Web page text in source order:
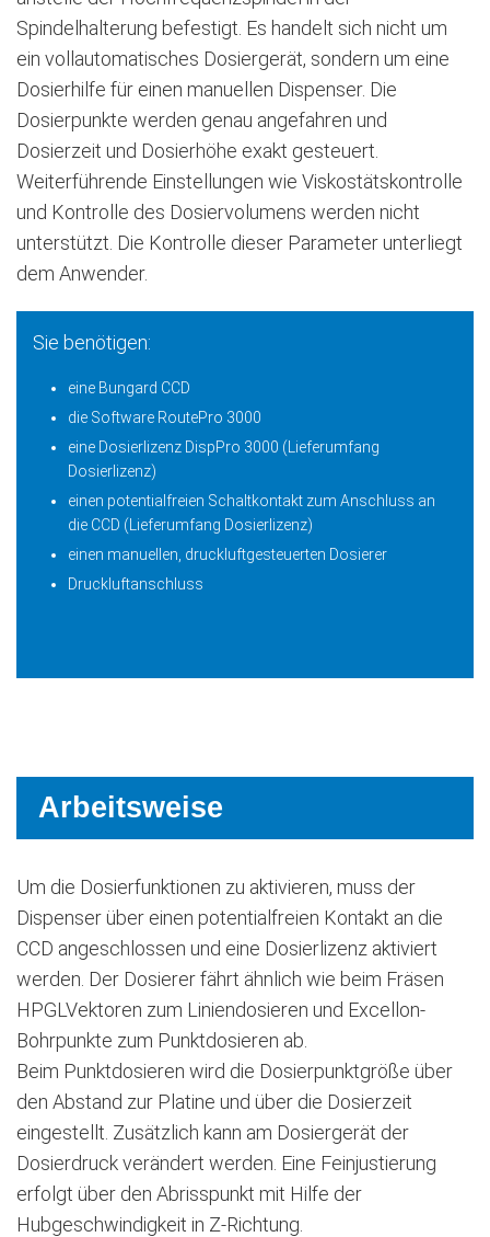
Spindelhalterung befestigt. Es handelt sich nicht um
ein vollautomatisches Dosiergerät, sondern um eine
Dosierhilfe für einen manuellen Dispenser. Die
Dosierpunkte werden genau angefahren und
Dosierzeit und Dosierhöhe exakt gesteuert.
Weiterführende Einstellungen wie Viskostätskontrolle
und Kontrolle des Dosiervolumens werden nicht
unterstützt. Die Kontrolle dieser Parameter unterliegt
dem Anwender.
Sie benötigen:
eine Bungard CCD
die Software RoutePro 3000
eine Dosierlizenz DispPro 3000 (Lieferumfang
Dosierlizenz)
einen potentialfreien Schaltkontakt zum Anschluss an
die CCD (Lieferumfang Dosierlizenz)
einen manuellen, druckluftgesteuerten Dosierer
Druckluftanschluss
Arbeitsweise
Um die Dosierfunktionen zu aktivieren, muss der
Dispenser über einen potentialfreien Kontakt an die
CCD angeschlossen und eine Dosierlizenz aktiviert
werden. Der Dosierer fährt ähnlich wie beim Fräsen
HPGLVektoren zum Liniendosieren und Excellon-
Bohrpunkte zum Punktdosieren ab.
Beim Punktdosieren wird die Dosierpunktgröße über
den Abstand zur Platine und über die Dosierzeit
eingestellt. Zusätzlich kann am Dosiergerät der
Dosierdruck verändert werden. Eine Feinjustierung
erfolgt über den Abrisspunkt mit Hilfe der
Hubgeschwindigkeit in Z-Richtung.